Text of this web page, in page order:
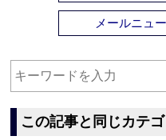
メールニュ
この記事と同じカテ